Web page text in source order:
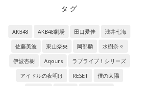
タグ
AKB48 AKB48劇場 田口愛佳
浅井七海
佐藤美波
東山奈央 岡部麟
水樹奈々
伊波杏樹
Aqours
ラブライブ！シリーズ
アイドルの夜明け
RESET
僕の太陽